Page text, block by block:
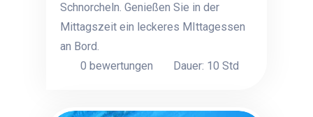
Schnorcheln. Genießen Sie in der
Mittagszeit ein leckeres MIttagessen
an Bord.
0 bewertungen
Dauer: 10 Std